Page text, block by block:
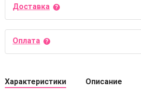
Доставка
Оплата
Характеристики Описание